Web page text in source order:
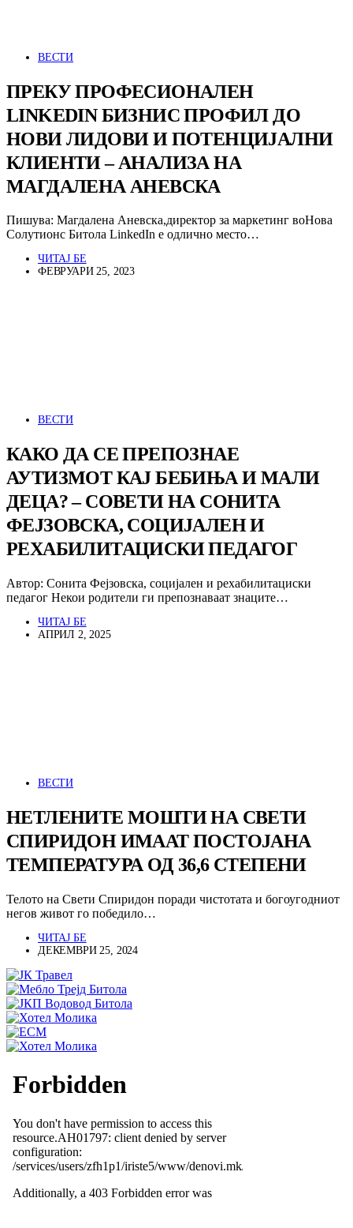
ВЕСТИ
ПРЕКУ ПРОФЕСИОНАЛЕН
LINKEDIN БИЗНИС ПРОФИЛ ДО
НОВИ ЛИДОВИ И ПОТЕНЦИЈАЛНИ
КЛИЕНТИ – АНАЛИЗА НА
МАГДАЛЕНА АНЕВСКА
Пишува: Магдалена Аневска,директор за маркетинг воНова
Солутионс Битола LinkedIn е одлично место…
ЧИТАЈ БЕ
ФЕВРУАРИ 25, 2023
ВЕСТИ
КАКО ДА СЕ ПРЕПОЗНАЕ
АУТИЗМОТ КАЈ БЕБИЊА И МАЛИ
ДЕЦА? – СОВЕТИ НА СОНИТА
ФЕЈЗОВСКА, СОЦИЈАЛЕН И
РЕХАБИЛИТАЦИСКИ ПЕДАГОГ
Автор: Сонита Фејзовска, социјален и рехабилитациски
педагог Некои родители ги препознаваат знаците…
ЧИТАЈ БЕ
АПРИЛ 2, 2025
ВЕСТИ
НЕТЛЕНИТЕ МОШТИ НА СВЕТИ
СПИРИДОН ИМААТ ПОСТОЈАНА
ТЕМПЕРАТУРА ОД 36,6 СТЕПЕНИ
Телото на Свети Спиридон поради чистотата и богоугодниот
негов живот го победило…
ЧИТАЈ БЕ
ДЕКЕМВРИ 25, 2024